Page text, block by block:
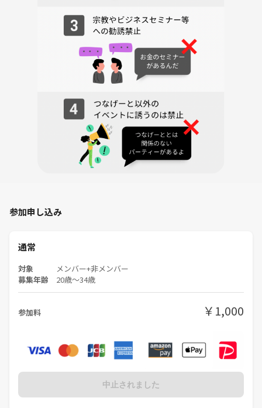
参加申し込み
通常
対象 メンバー+非メンバー
募集年齢 20歳〜34歳
参加料 ￥1,000
中止されました